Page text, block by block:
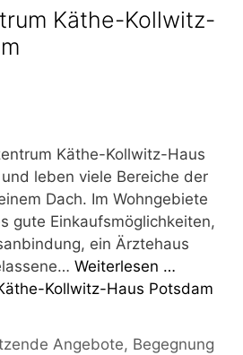
Käthe-Kollwitz-
Käthe-Kol­l­­witz-Haus
leben vie­le Berei­che der
Dach. Im Wohn­ge­bie­te
gute Ein­kaufs­mög­lich­kei­ten,
ein Ärz­te­haus
Wei­ter­le­sen …
Koll­witz-Haus Potsdam
Angebote, Begegnung